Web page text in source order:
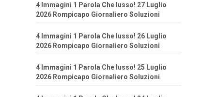
4 Immagini 1 Parola Che lusso! 27 Luglio
2026 Rompicapo Giornaliero Soluzioni
4 Immagini 1 Parola Che lusso! 26 Luglio
2026 Rompicapo Giornaliero Soluzioni
4 Immagini 1 Parola Che lusso! 25 Luglio
2026 Rompicapo Giornaliero Soluzioni